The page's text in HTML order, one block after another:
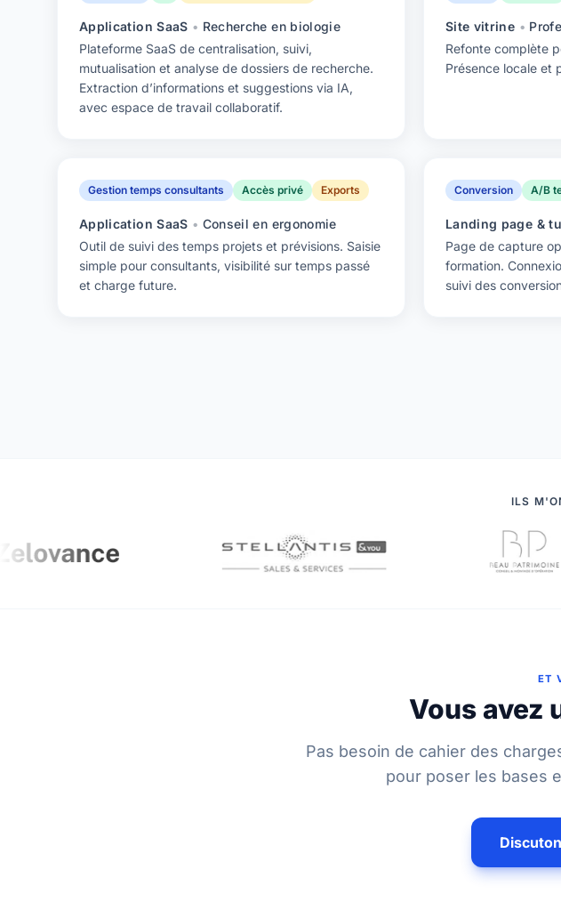
Application SaaS • Recherche en biologie
Plateforme SaaS de centralisation, suivi,
mutualisation et analyse de dossiers de recherche.
Extraction d’informations et suggestions via IA,
avec espace de travail collaboratif.
Site vitrine •
Refonte complète
Présence locale et
Gestion temps consultants Accès privé Exports
Application SaaS • Conseil en ergonomie
Outil de suivi des temps projets et prévisions. Saisie
simple pour consultants, visibilité sur temps passé
et charge future.
Conversion A/B
Landing page &
Page de capture
formation.
suivi des
ILS
ET
Vous avez
Pas besoin de cahier des
pour poser les bases